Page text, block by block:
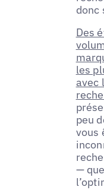
donc
Des
les
avec
peu
vous
—